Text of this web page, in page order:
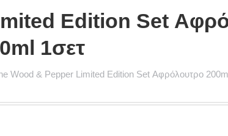
Edition Set
1σετ
Wood & Pepper Limited Edition Set Αφρόλουτρο